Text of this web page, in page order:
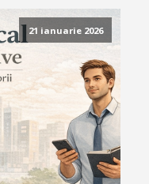
21 ianuarie 2026